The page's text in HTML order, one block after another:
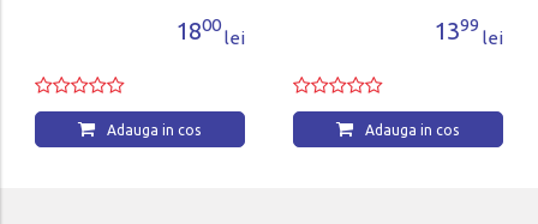
1800
lei
Adauga in cos
1399
lei
Adauga in cos